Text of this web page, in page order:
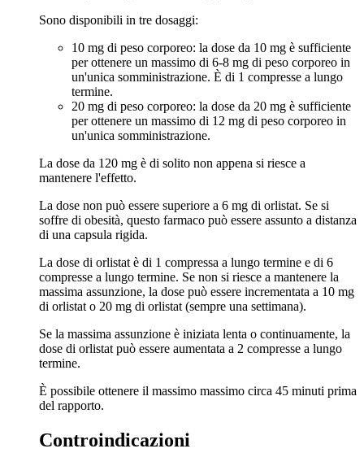
Sono disponibili in tre dosaggi:
10 mg di peso corporeo: la dose da 10 mg è sufficiente
per ottenere un massimo di 6-8 mg di peso corporeo in
un'unica somministrazione. È di 1 compresse a lungo
termine.
20 mg di peso corporeo: la dose da 20 mg è sufficiente
per ottenere un massimo di 12 mg di peso corporeo in
un'unica somministrazione.
La dose da 120 mg è di solito non appena si riesce a
mantenere l'effetto.
La dose non può essere superiore a 6 mg di orlistat. Se si
soffre di obesità, questo farmaco può essere assunto a distanza
di una capsula rigida.
La dose di orlistat è di 1 compressa a lungo termine e di 6
compresse a lungo termine. Se non si riesce a mantenere la
massima assunzione, la dose può essere incrementata a 10 mg
di orlistat o 20 mg di orlistat (sempre una settimana).
Se la massima assunzione è iniziata lenta o continuamente, la
dose di orlistat può essere aumentata a 2 compresse a lungo
termine.
È possibile ottenere il massimo massimo circa 45 minuti prima
del rapporto.
Controindicazioni